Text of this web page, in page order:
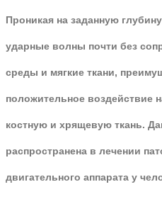
Проникая на заданную
ударные волны почти без
среды и мягкие ткани,
положительное
костную и хрящевую ткань.
распространена в лечении
двигательного аппарата у